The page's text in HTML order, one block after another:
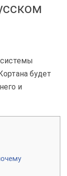
системы
будет
и